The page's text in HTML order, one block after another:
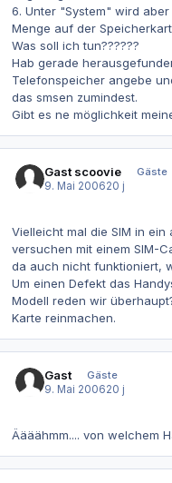
6. Unter "System" wird
Menge auf der
Was soll ich tun??????
Hab gerade
Telefonspeicher angebe
das smsen zumindest.
Gibt es ne möglichkeit
Gast scoovie
Gäste
9. Mai 200620 j
Vielleicht mal die SIM in
versuchen mit einem SIM-
da auch nicht funktioniert,
Um einen Defekt das
Modell reden wir
Karte reinmachen.
Gast
Gäste
9. Mai 200620 j
Äääähmm.... von welchem